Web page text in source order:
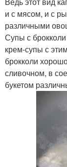
и с мясом, и с
различными
Супы с
крем-супы с
брокколи
сливочном, в
букетом